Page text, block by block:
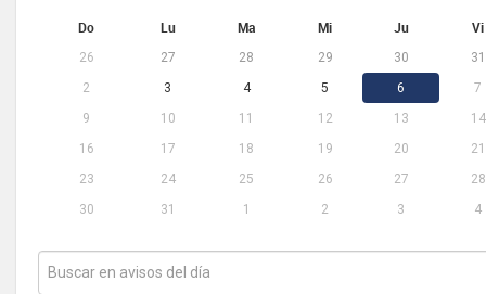
Do Lu Ma Mi Ju Vi
26 27 28 29 30
31
2
3 4 5 6
7
9
10 11 12 13
14
16
17 18 19 20
21
23
24 25 26 27
28
30
31 1 2 3 4